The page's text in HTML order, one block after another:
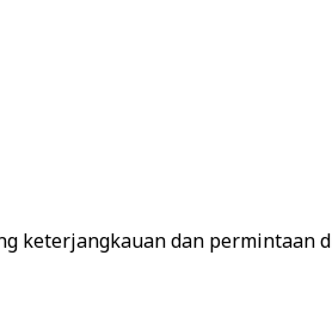
keterjangkauan dan permintaan